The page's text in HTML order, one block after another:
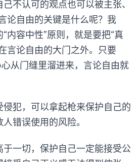
不认可的观点也可以被主张、
论自由的关键是什么呢？我
内容中性”原则，就是要把“真
言论自由的大门之外。只要
从门缝里溜进来，言论自由就
犯，可以拿起枪来保护自己的
错误使用的风险。
一切，保护自己一定能接受公